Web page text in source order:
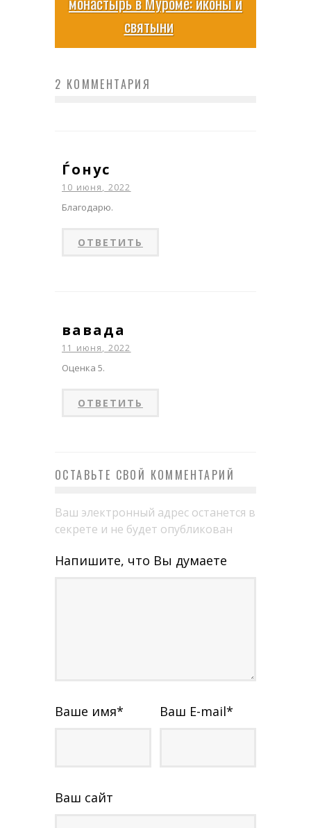
святыни
2 КОММЕНТАРИЯ
Ѓонус
10 июня, 2022
Благодарю.
ОТВЕТИТЬ
вавада
11 июня, 2022
Оценка 5.
ОТВЕТИТЬ
ОСТАВЬТЕ СВОЙ КОММЕНТАРИЙ
Ваш электронный адрес останется в
секрете и не будет опубликован
Напишите, что Вы думаете
Ваше имя* Ваш E-mail*
Ваш сайт